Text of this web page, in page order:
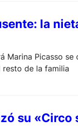
la
Marina Picasso
de la familia
su «Circo